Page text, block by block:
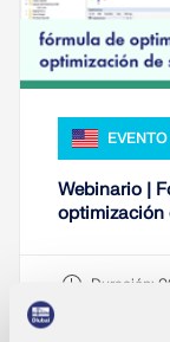
EVENTO
Webinario |
optimización
Duración: